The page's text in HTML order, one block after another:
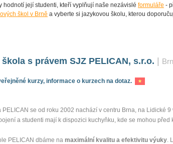
její studenti, kteří vyplňují naše nezávislé formuláře -
škol v Brně a vyberte si jazykovou školu, kterou
s právem SJZ PELICAN, s.r.o.
kurzy, informace o kurzech na dotaz.
PELICAN se od roku 2002 nachází v centru Brna, na Lidické
a studenti mají k dispozici kuchyňku, kde se mohou před
PELICAN dbáme na maximální kvalitu a efektivitu výuky.